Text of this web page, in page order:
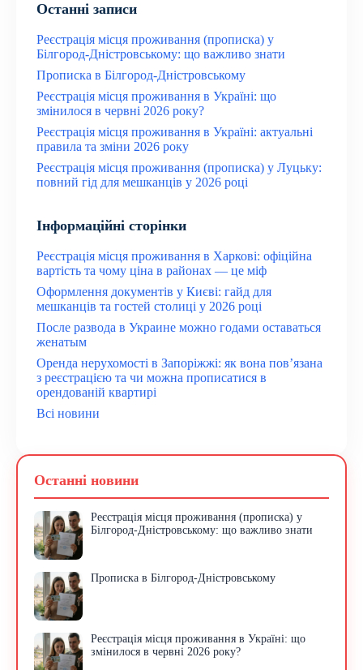
Останні записи
Реєстрація місця проживання (прописка) у
Білгород-Дністровському: що важливо знати
Прописка в Білгород-Дністровському
Реєстрація місця проживання в Україні: що
змінилося в червні 2026 року?
Реєстрація місця проживання в Україні: актуальні
правила та зміни 2026 року
Реєстрація місця проживання (прописка) у Луцьку:
повний гід для мешканців у 2026 році
Інформаційні сторінки
Реєстрація місця проживання в Харкові: офіційна
вартість та чому ціна в районах — це міф
Оформлення документів у Києві: гайд для
мешканців та гостей столиці у 2026 році
После развода в Украине можно годами оставаться
женатым
Оренда нерухомості в Запоріжжі: як вона пов’язана
з реєстрацією та чи можна прописатися в
орендованій квартирі
Всі новини
Останні новини
Реєстрація місця проживання (прописка) у
Білгород-Дністровському: що важливо знати
Прописка в Білгород-Дністровському
Реєстрація місця проживання в Україні: що
змінилося в червні 2026 року?